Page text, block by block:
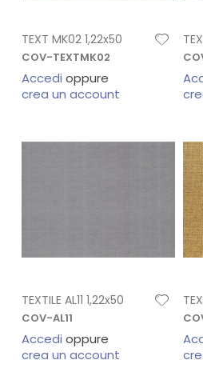
TEXT MK02 1,22x50
COV-TEXTMK02
Accedi oppure
crea un account
TEXTILE AL11 1,22x50
COV-AL11
Accedi oppure
crea un account